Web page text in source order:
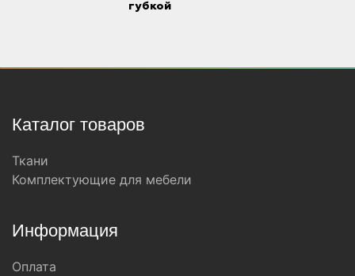
губкой
Каталог товаров
Ткани
Комплектующие для мебели
Информация
Оплата